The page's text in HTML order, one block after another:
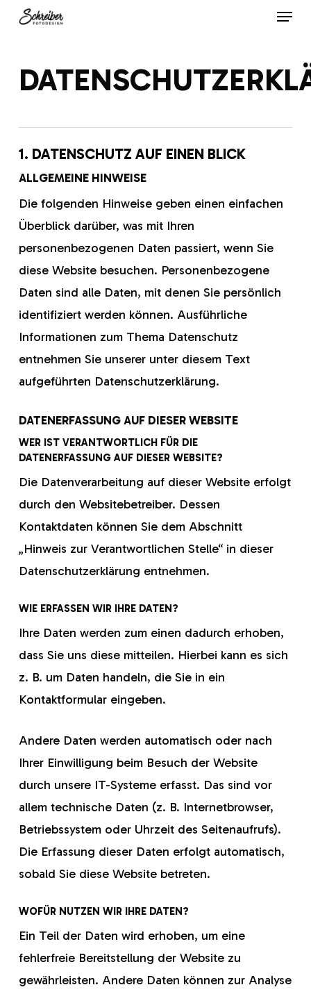
content
Menu
1. DATENSCHUTZ AUF EINEN BLICK
ALLGEMEINE HINWEISE
Die folgenden Hinweise geben einen einfachen
Überblick darüber, was mit Ihren
personenbezogenen Daten passiert, wenn Sie
diese Website besuchen. Personenbezogene
Daten sind alle Daten, mit denen Sie persönlich
identifiziert werden können. Ausführliche
Informationen zum Thema Datenschutz
entnehmen Sie unserer unter diesem Text
aufgeführten Datenschutzerklärung.
DATENERFASSUNG AUF DIESER WEBSITE
WER IST VERANTWORTLICH FÜR DIE
DATENERFASSUNG AUF DIESER WEBSITE?
Die Datenverarbeitung auf dieser Website erfolgt
durch den Websitebetreiber. Dessen
Kontaktdaten können Sie dem Abschnitt
„Hinweis zur Verantwortlichen Stelle“ in dieser
Datenschutzerklärung entnehmen.
WIE ERFASSEN WIR IHRE DATEN?
Ihre Daten werden zum einen dadurch erhoben,
dass Sie uns diese mitteilen. Hierbei kann es sich
z. B. um Daten handeln, die Sie in ein
Kontaktformular eingeben.
Andere Daten werden automatisch oder nach
Ihrer Einwilligung beim Besuch der Website
durch unsere IT-Systeme erfasst. Das sind vor
allem technische Daten (z. B. Internetbrowser,
Betriebssystem oder Uhrzeit des Seitenaufrufs).
Die Erfassung dieser Daten erfolgt automatisch,
sobald Sie diese Website betreten.
WOFÜR NUTZEN WIR IHRE DATEN?
Ein Teil der Daten wird erhoben, um eine
fehlerfreie Bereitstellung der Website zu
gewährleisten. Andere Daten können zur Analyse